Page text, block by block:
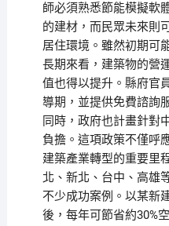
師必須熟悉節能模擬軟
的建材，而民眾未來則
居住環境。雖然初期可
長期來看，建築物的營
值也得以提升。縣府官
導期，並提供免費諮詢
同時，政府也計畫針對
負擔。這項政策不僅呼
建築產業轉型的重要里
北、新北、台中、高雄
不少成功案例。以某新
後，每年可節省約30%